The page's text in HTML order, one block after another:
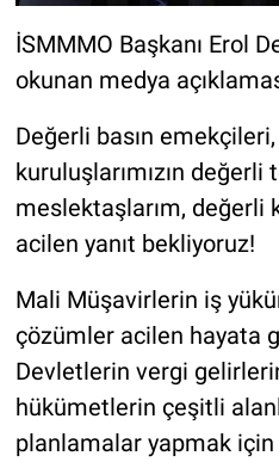
İSMMMO Başkanı Erol
okunan medya
Değerli basın
kuruluşlarımızın
meslektaşlarım, değerli
acilen yanıt bekliyoruz!
Mali Müşavirlerin iş
çözümler acilen hayata
Devletlerin vergi
hükümetlerin çeşitli
planlamalar yapmak için